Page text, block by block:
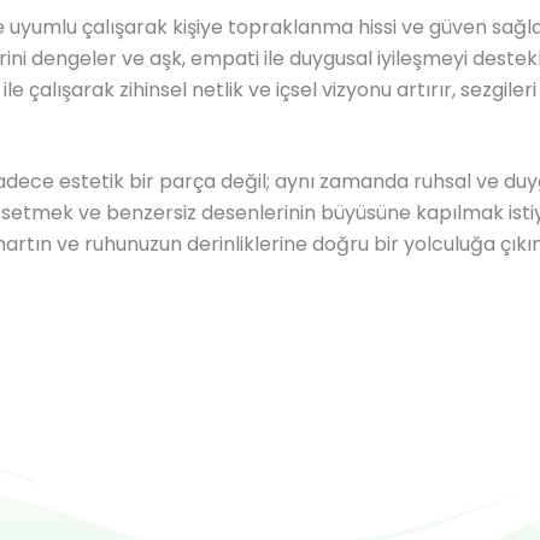
uyumlu çalışarak kişiye topraklanma hissi ve güven
dengeler ve aşk, empati ile duygusal iyileşmeyi
çalışarak zihinsel netlik ve içsel vizyonu artırır,
estetik bir parça değil; aynı zamanda ruhsal ve
ve benzersiz desenlerinin büyüsüne kapılmak
ve ruhunuzun derinliklerine doğru bir yolculuğa